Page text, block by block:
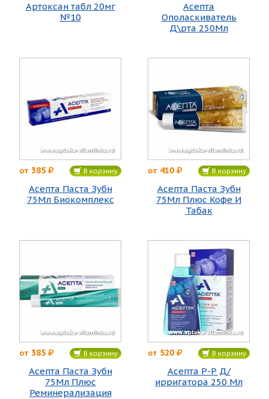
Артоксан табл 20мг
№10
Асепта
Ополаскиватель
Д\рта 250Мл
от 385 В корзину
Асепта Паста Зубн
75Мл Биокомплекс
от 410 В корзину
Асепта Паста Зубн
75Мл Плюс Кофе И
Табак
от 385 В корзину
Асепта Паста Зубн
75Мл Плюс
Реминерализация
от 520 В корзину
Асепта Р-Р Д/
ирригатора 250 Мл